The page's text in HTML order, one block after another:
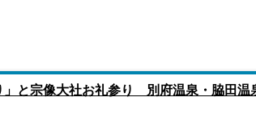
」と宗像大社お礼参り 別府温泉・脇田温